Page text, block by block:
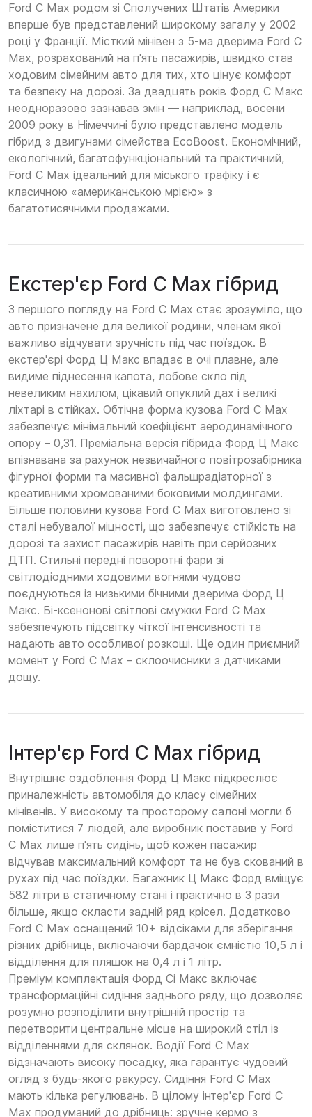
Ford C Max родом зі Сполучених Штатів Америки
вперше був представлений широкому загалу у 2002
році у Франції. Місткий мінівен з 5-ма дверима Ford C
Max, розрахований на п'ять пасажирів, швидко став
ходовим сімейним авто для тих, хто цінує комфорт
та безпеку на дорозі. За двадцять років Форд С Макс
неодноразово зазнавав змін — наприклад, восени
2009 року в Німеччині було представлено модель
гібрид з двигунами сімейства EcoBoost. Економічний,
екологічний, багатофункціональний та практичний,
Ford C Max ідеальний для міського трафіку і є
класичною «американською мрією» з
багатотисячними продажами.
Екстер'єр Ford C Max гібрид
З першого погляду на Ford C Max стає зрозуміло, що
авто призначене для великої родини, членам якої
важливо відчувати зручність під час поїздок. В
екстер'єрі Форд Ц Макс впадає в очі плавне, але
видиме піднесення капота, лобове скло під
невеликим нахилом, цікавий опуклий дах і великі
ліхтарі в стійках. Обтічна форма кузова Ford C Max
забезпечує мінімальний коефіцієнт аеродинамічного
опору – 0,31. Преміальна версія гібрида Форд Ц Макс
впізнавана за рахунок незвичайного повітрозабірника
фігурної форми та масивної фальшрадіаторної з
креативними хромованими боковими молдингами.
Більше половини кузова Ford C Max виготовлено зі
сталі небувалої міцності, що забезпечує стійкість на
дорозі та захист пасажирів навіть при серйозних
ДТП. Стильні передні поворотні фари зі
світлодіодними ходовими вогнями чудово
поєднуються із низькими бічними дверима Форд Ц
Макс. Бі-ксенонові світлові смужки Ford C Max
забезпечують підсвітку чіткої інтенсивності та
надають авто особливої розкоші. Ще один приємний
момент у Ford C Max – склоочисники з датчиками
дощу.
Інтер'єр Ford C Max гібрид
Внутрішнє оздоблення Форд Ц Макс підкреслює
приналежність автомобіля до класу сімейних
мінівенів. У високому та просторому салоні могли б
поміститися 7 людей, але виробник поставив у Ford
C Max лише п'ять сидінь, щоб кожен пасажир
відчував максимальний комфорт та не був скований в
рухах під час поїздки. Багажник Ц Макс Форд вміщує
582 літри в статичному стані і практично в 3 рази
більше, якщо скласти задній ряд крісел. Додатково
Ford C Max оснащений 10+ відсіками для зберігання
різних дрібниць, включаючи бардачок ємністю 10,5 л і
відділення для пляшок на 0,4 л і 1 літр.
Преміум комплектація Форд Сі Макс включає
трансформаційні сидіння заднього ряду, що дозволяє
розумно розподілити внутрішній простір та
перетворити центральне місце на широкий стіл із
відділеннями для склянок. Водії Ford C Max
відзначають високу посадку, яка гарантує чудовий
огляд з будь-якого ракурсу. Сидіння Ford C Max
мають кілька регулювань. В цілому інтер'єр Ford C
Max продуманий до дрібниць: зручне кермо з